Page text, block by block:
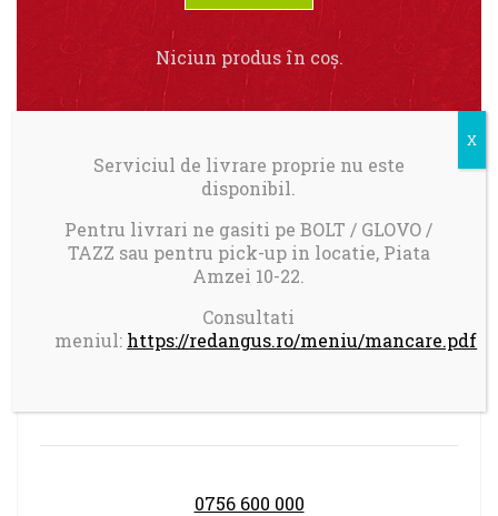
Niciun produs în coș.
Livrare in Bucuresti.
Comanda minima: 100 ron
Taxa transport 17 ron pentru comenzi mai
0756 600 000
Serviciul de livrare proprie nu este
disponibil.
Pentru livrari ne gasiti pe BOLT / GLOVO /
TAZZ sau pentru pick-up in locatie, Piata
Amzei 10-22.
Consultati
meniul: https://redangus.ro/meniu/mancare.pdf